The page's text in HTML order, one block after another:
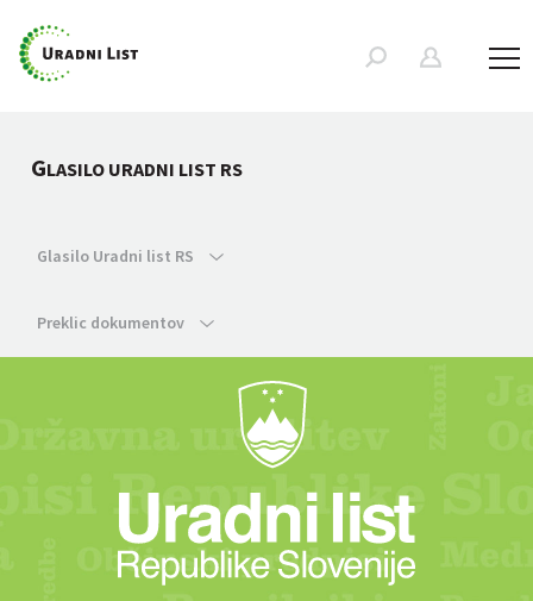
GLASILO URADNI LIST RS
Glasilo Uradni list RS
Preklic dokumentov